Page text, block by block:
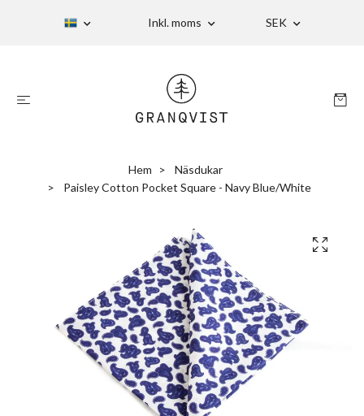
Inkl. moms SEK
Hem
Näsdukar
Paisley Cotton Pocket Square - Navy Blue/White